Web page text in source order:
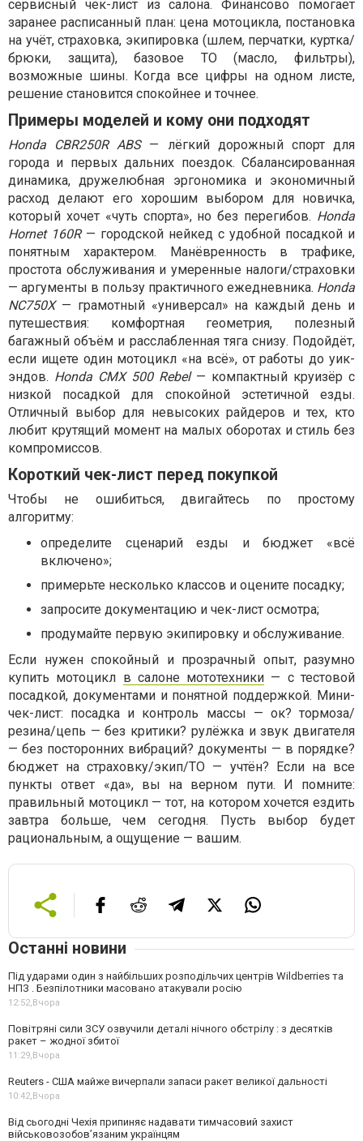
сервисный чек-лист из салона. Финансово помогает
заранее расписанный план: цена мотоцикла, постановка
на учёт, страховка, экипировка (шлем, перчатки, куртка/
брюки, защита), базовое ТО (масло, фильтры),
возможные шины. Когда все цифры на одном листе,
решение становится спокойнее и точнее.
Примеры моделей и кому они подходят
Honda CBR250R ABS— лёгкий дорожный спорт для
города и первых дальних поездок. Сбалансированная
динамика, дружелюбная эргономика и экономичный
расход делают его хорошим выбором для новичка,
который хочет «чуть спорта», но без перегибов. Honda
Hornet 160R— городской нейкед с удобной посадкой и
понятным характером. Манёвренность в трафике,
простота обслуживания и умеренные налоги/страховки
— аргументы в пользу практичного ежедневника. Honda
NC750X— грамотный «универсал» на каждый день и
путешествия: комфортная геометрия, полезный
багажный объём и расслабленная тяга снизу. Подойдёт,
если ищете один мотоцикл «на всё», от работы до уик-
эндов. Honda CMX 500 Rebel— компактный круизёр с
низкой посадкой для спокойной эстетичной езды.
Отличный выбор для невысоких райдеров и тех, кто
любит крутящий момент на малых оборотах и стиль без
компромиссов.
Короткий чек-лист перед покупкой
Чтобы не ошибиться, двигайтесь по простому
алгоритму:
определите сценарий езды и бюджет «всё
включено»;
примерьте несколько классов и оцените посадку;
запросите документацию и чек-лист осмотра;
продумайте первую экипировку и обслуживание.
Если нужен спокойный и прозрачный опыт, разумно
купить мотоцикл в салоне мототехники — с тестовой
посадкой, документами и понятной поддержкой. Мини-
чек-лист: посадка и контроль массы — ок? тормоза/
резина/цепь — без критики? рулёжка и звук двигателя
— без посторонних вибраций? документы — в порядке?
бюджет на страховку/экип/ТО — учтён? Если на все
пункты ответ «да», вы на верном пути. И помните:
правильный мотоцикл — тот, на котором хочется ездить
завтра больше, чем сегодня. Пусть выбор будет
рациональным, а ощущение — вашим.
Останні новини
Під ударами один з найбільших розподільчих центрів Wildberries та
НПЗ . Безпілотники масовано атакували росію
12:52,Вчора
Повітряні сили ЗСУ озвучили деталі нічного обстрілу : з десятків
ракет – жодної збитої
11:29,Вчора
Reuters - США майже вичерпали запаси ракет великої дальності
10:42,Вчора
Від сьогодні Чехія припиняє надавати тимчасовий захист
військовозобов’язаним українцям